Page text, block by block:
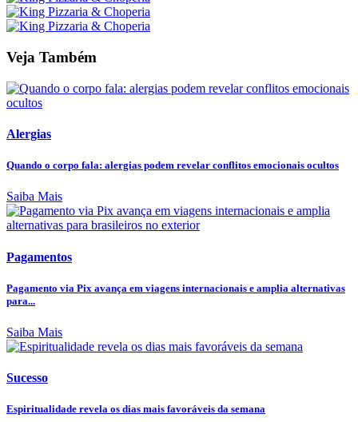
Veja Também
Alergias
Quando o corpo fala: alergias podem revelar conflitos emocionais ocultos
Saiba Mais
Pagamentos
Pagamento via Pix avança em viagens internacionais e amplia alternativas
para...
Saiba Mais
Sucesso
Espiritualidade revela os dias mais favoráveis da semana